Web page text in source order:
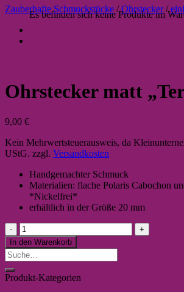
Es befinden sich keine Produkte im
Zauberhafte Schmuckstücke / Ohrstecker /
Ohrstecker matt
9,00 €
Kein Mehrwertsteuerausweis, da
UStG. zzgl. Versandkosten
Handgemachter Schmuck
Materialien: flache Polaris Cabochon
*Nickelfrei*
erhältlich in der Größe 20 mm
Ohrstecker
matt
"Terrakotta"
Menge
In den Warenkorb
Suche
nach:
Produkt-Kategorien